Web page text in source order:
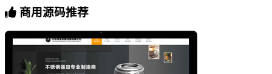
商用源码推荐